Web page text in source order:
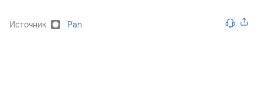
Источник Pan